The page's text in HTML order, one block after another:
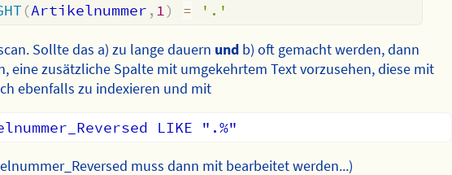
(Artikelnummer , 1) = '.'
Sollte das a) zu lange dauern undb) oft gemacht werden, dann
eine zusätzliche Spalte mit umgekehrtem Text vorzusehen, diese mit
ebenfalls zu indexieren und mit
muss dann mit bearbeitet werden...)